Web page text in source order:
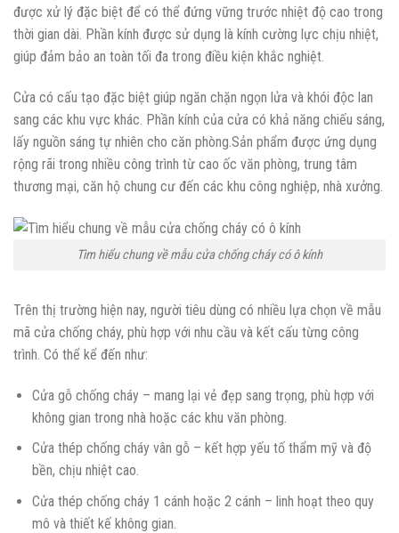
được xử lý đặc biệt để có thể đứng vững trước nhiệt độ cao trong
thời gian dài. Phần kính được sử dụng là kính cường lực chịu nhiệt,
giúp đảm bảo an toàn tối đa trong điều kiện khắc nghiệt.
Cửa có cấu tạo đặc biệt giúp ngăn chặn ngọn lửa và khói độc lan
sang các khu vực khác. Phần kính của cửa có khả năng chiếu sáng,
lấy nguồn sáng tự nhiên cho căn phòng.Sản phẩm được ứng dụng
rộng rãi trong nhiều công trình từ cao ốc văn phòng, trung tâm
thương mại, căn hộ chung cư đến các khu công nghiệp, nhà xưởng.
Tìm hiểu chung về mẫu cửa chống cháy có ô kính
Trên thị trường hiện nay, người tiêu dùng có nhiều lựa chọn về mẫu
mã cửa chống cháy, phù hợp với nhu cầu và kết cấu từng công
trình. Có thể kể đến như:
Cửa gỗ chống cháy – mang lại vẻ đẹp sang trọng, phù hợp với
không gian trong nhà hoặc các khu văn phòng.
Cửa thép chống cháy vân gỗ – kết hợp yếu tố thẩm mỹ và độ
bền, chịu nhiệt cao.
Cửa thép chống cháy 1 cánh hoặc 2 cánh – linh hoạt theo quy
mô và thiết kế không gian.